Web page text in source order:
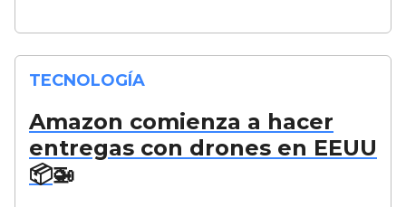
TECNOLOGÍA
Amazon comienza a hacer
entregas con drones en EEUU
📦🚁